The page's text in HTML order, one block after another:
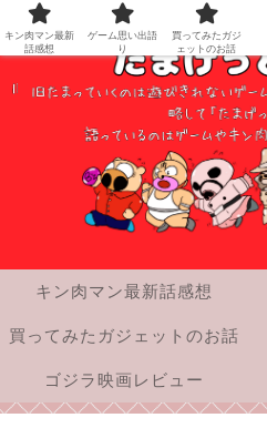
キン肉マン最新話感想
買ってみたガジェットのお話
ゴジラ映画レビュー
キン肉マン最新
話感想
ゲーム思い出語
り
買ってみたガジ
ェットのお話